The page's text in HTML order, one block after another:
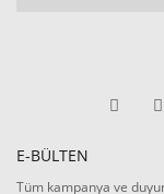
E-BÜLTEN
Tüm kampanya ve